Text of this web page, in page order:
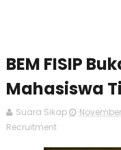
BEM FISIP
Mahasiswa
Suara Sikap
Recruitment